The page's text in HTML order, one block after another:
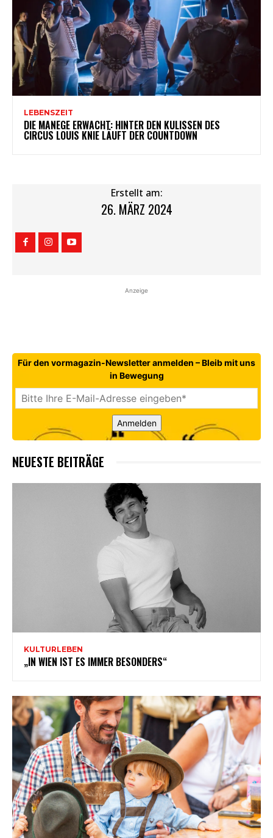
LEBENSZEIT
DIE MANEGE ERWACHT: HINTER DEN KULISSEN DES
CIRCUS LOUIS KNIE LÄUFT DER COUNTDOWN
Erstellt am:
26. MÄRZ 2024
Anzeige
Für den vormagazin-Newsletter anmelden – Bleib mit uns
in Bewegung
Anmelden
NEUESTE BEITRÄGE
KULTURLEBEN
„IN WIEN IST ES IMMER BESONDERS“